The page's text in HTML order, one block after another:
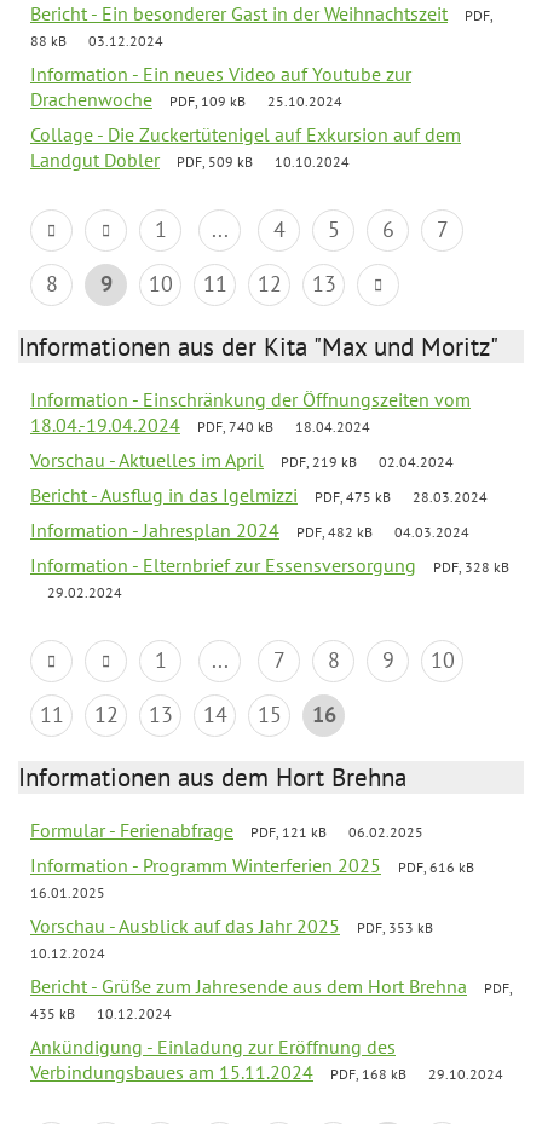
Bericht - Ein besonderer Gast in der Weihnachtszeit
PDF,
88 kB
03.12.2024
Information - Ein neues Video auf Youtube zur
Drachenwoche
PDF, 109 kB 25.10.2024
Collage - Die Zuckertütenigel auf Exkursion auf dem
Landgut Dobler
PDF, 509 kB 10.10.2024
1 ... 4 5 6
7
8
9 10 11 12 13
Informationen aus der Kita "Max und Moritz"
Information - Einschränkung der Öffnungszeiten vom
18.04.-19.04.2024
PDF, 740 kB 18.04.2024
Vorschau - Aktuelles im April PDF, 219 kB 02.04.2024
Bericht - Ausflug in das Igelmizzi PDF, 475 kB 28.03.2024
Information - Jahresplan 2024 PDF, 482 kB 04.03.2024
Information - Elternbrief zur Essensversorgung
PDF, 328 kB
29.02.2024
1 ... 7 8 9
10
11
12 13 14 15 16
Informationen aus dem Hort Brehna
Formular - Ferienabfrage PDF, 121 kB 06.02.2025
Information - Programm Winterferien 2025
PDF, 616 kB
16.01.2025
Vorschau - Ausblick auf das Jahr 2025
PDF, 353 kB
10.12.2024
Bericht - Grüße zum Jahresende aus dem Hort Brehna
PDF,
435 kB
10.12.2024
Ankündigung - Einladung zur Eröffnung des
Verbindungsbaues am 15.11.2024
PDF, 168 kB 29.10.2024